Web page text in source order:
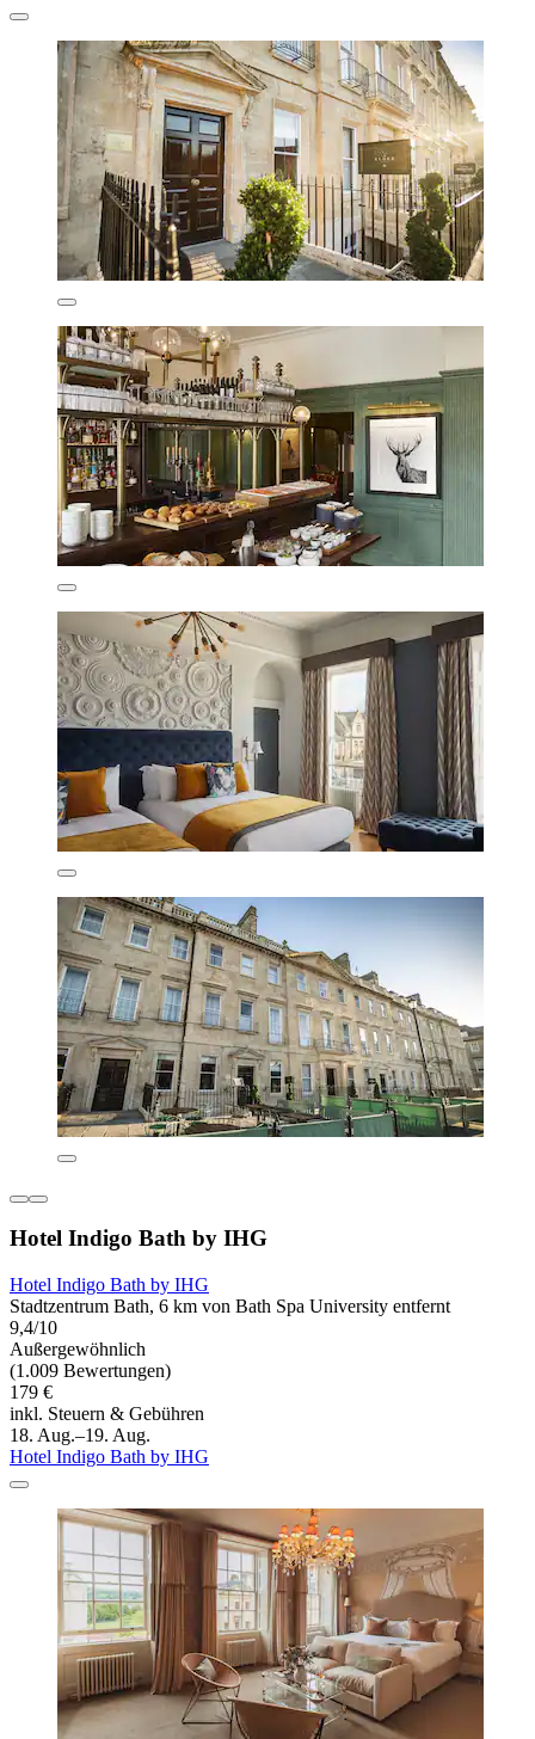
Hotel Indigo Bath by IHG
Hotel Indigo Bath by IHG
Stadtzentrum Bath, 6 km von Bath Spa University entfernt
9,4/10
Außergewöhnlich
(1.009 Bewertungen)
179 €
inkl. Steuern & Gebühren
18. Aug.–19. Aug.
Hotel Indigo Bath by IHG